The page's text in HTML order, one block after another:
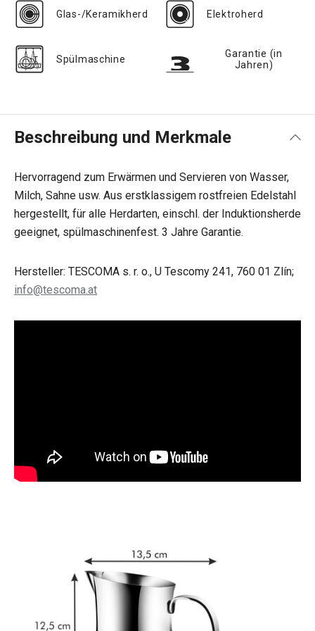
Glas-/Keramikherd Elektroherd
Spülmaschine
Garantie (in
Jahren)
Beschreibung und Merkmale
Hervorragend zum Erwärmen und Servieren von Wasser,
Milch, Sahne usw. Aus erstklassigem rostfreien Edelstahl
hergestellt, für alle Herdarten, einschl. der Induktionsherde
geeignet, spülmaschinenfest. 3 Jahre Garantie.
Hersteller: TESCOMA s. r. o., U Tescomy 241, 760 01 Zlín;
info@tescoma.at